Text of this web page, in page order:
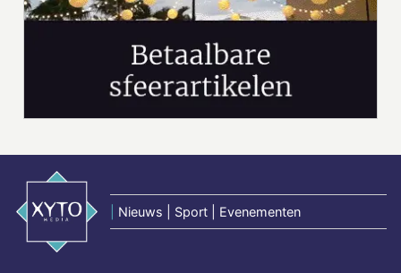
Nieuws | Sport | Evenementen